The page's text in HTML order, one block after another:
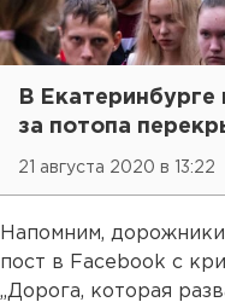
В Екатеринбурге
за потопа
21 августа 2020 в 13:22
Напомним,
пост в Facebook c
„Дорога, которая